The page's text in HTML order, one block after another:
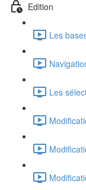
Edition
Les
Les